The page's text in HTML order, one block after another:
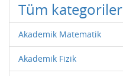
Tüm kategoriler
Akademik Matematik
Akademik Fizik